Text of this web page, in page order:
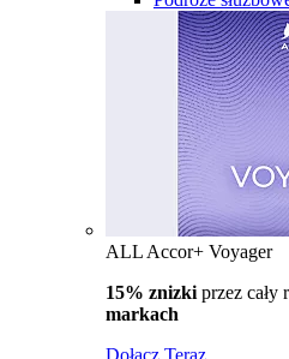
ALL Accor+ Voyager
15% znizki przez cały
markach
Dołącz Teraz